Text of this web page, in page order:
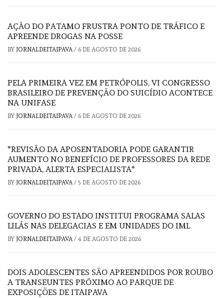
AÇÃO DO PATAMO FRUSTRA PONTO DE TRÁFICO E
APREENDE DROGAS NA POSSE
BY JORNALDEITAIPAVA/ 6 DE AGOSTO DE 2026
PELA PRIMEIRA VEZ EM PETRÓPOLIS, VI CONGRESSO
BRASILEIRO DE PREVENÇÃO DO SUICÍDIO ACONTECE
NA UNIFASE
BY JORNALDEITAIPAVA/ 6 DE AGOSTO DE 2026
*REVISÃO DA APOSENTADORIA PODE GARANTIR
AUMENTO NO BENEFÍCIO DE PROFESSORES DA REDE
PRIVADA, ALERTA ESPECIALISTA*
BY JORNALDEITAIPAVA/ 5 DE AGOSTO DE 2026
GOVERNO DO ESTADO INSTITUI PROGRAMA SALAS
LILÁS NAS DELEGACIAS E EM UNIDADES DO IML
BY JORNALDEITAIPAVA/ 4 DE AGOSTO DE 2026
DOIS ADOLESCENTES SÃO APREENDIDOS POR ROUBO
A TRANSEUNTES PRÓXIMO AO PARQUE DE
EXPOSIÇÕES DE ITAIPAVA